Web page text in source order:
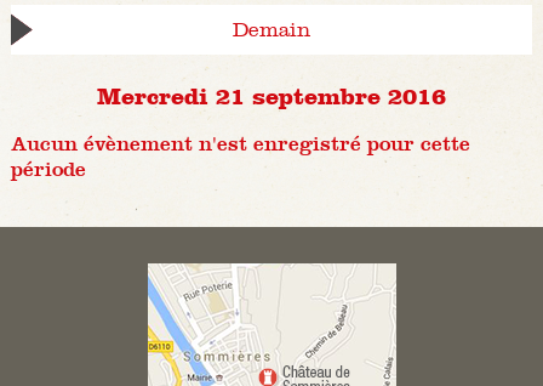
Demain
Mercredi 21 septembre 2016
Aucun évènement n'est enregistré pour cette
période